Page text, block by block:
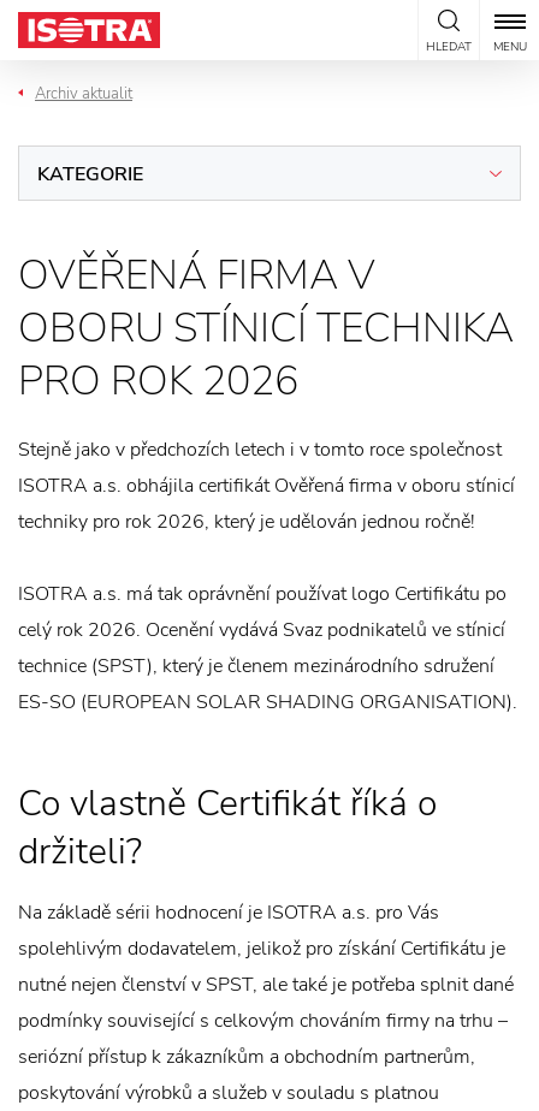
Přeskočit na obsah
HLEDAT MENU
Archiv aktualit
KATEGORIE
OVĚŘENÁ FIRMA V
OBORU STÍNICÍ TECHNIKA
PRO ROK 2026
Stejně jako v předchozích letech i v tomto roce společnost
ISOTRA a.s. obhájila certifikát Ověřená firma v oboru stínicí
techniky pro rok 2026, který je udělován jednou ročně!
ISOTRA a.s. má tak oprávnění používat logo Certifikátu po
celý rok 2026. Ocenění vydává Svaz podnikatelů ve stínicí
technice (SPST), který je členem mezinárodního sdružení
ES-SO (EUROPEAN SOLAR SHADING ORGANISATION).
Co vlastně Certifikát říká o
držiteli?
Na základě sérii hodnocení je ISOTRA a.s. pro Vás
spolehlivým dodavatelem, jelikož pro získání Certifikátu je
nutné nejen členství v SPST, ale také je potřeba splnit dané
podmínky související s celkovým chováním firmy na trhu –
seriózní přístup k zákazníkům a obchodním partnerům,
poskytování výrobků a služeb v souladu s platnou